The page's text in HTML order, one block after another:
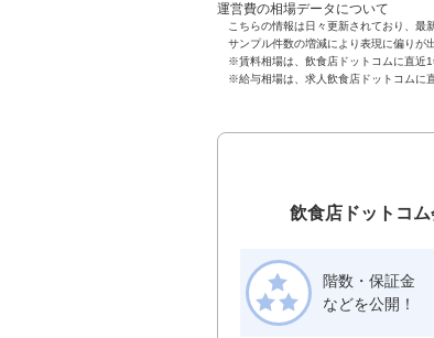
運営費の相場データについて
こちらの情報は日々更新されており、最
サンプル件数の増減により表現に偏りが
※賃料相場は、飲食店ドットコムに直近
※給与相場は、求人飲食店ドットコムに
飲食店ドットコム
階数・保証金
などを公開！